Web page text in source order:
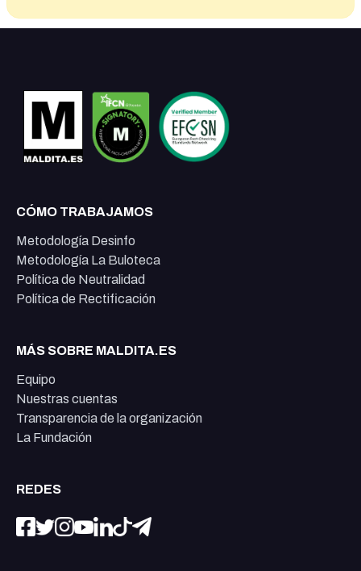
CÓMO TRABAJAMOS
Metodología Desinfo
Metodología La Buloteca
Política de Neutralidad
Política de Rectificación
MÁS SOBRE MALDITA.ES
Equipo
Nuestras cuentas
Transparencia de la organización
La Fundación
REDES